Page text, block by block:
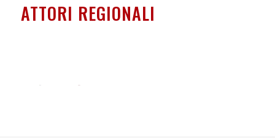
ATTORI REGIONALI